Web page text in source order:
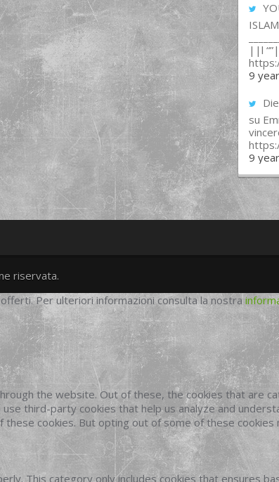
||l
9
su
9
twittergoogleplus
facebook
riservata.
Per ulteriori informazioni consulta la nostra
the website. Out of these, the cookies that are
third-party cookies that help us analyze and
cookies. But opting out of some of these
This category only includes cookies that ensures